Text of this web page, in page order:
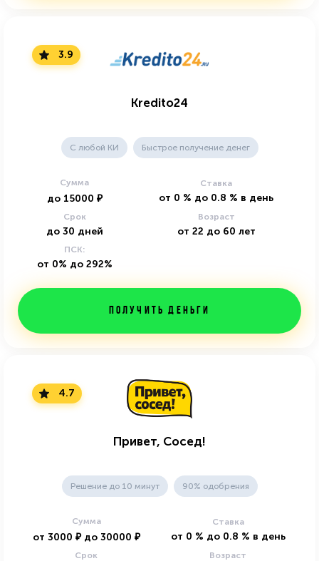
3.9
Kredito24
C любой КИ Быстрое получение денег
Сумма
до 15000 ₽
Ставка
от 0 % до 0.8 % в день
Срок
до 30 дней
Возраст
от 22 до 60 лет
ПСК:
от 0% до 292%
Получить деньги
4.7
Привет, Сосед!
Решение до 10 минут 90% одобрения
Сумма
от 3000 ₽ до 30000 ₽
Ставка
от 0 % до 0.8 % в день
Срок Возраст